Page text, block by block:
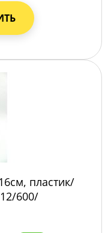
пластик/
600/